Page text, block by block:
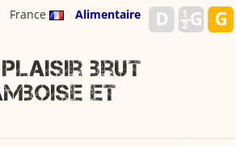
France Alimentaire
plaisir brut
et